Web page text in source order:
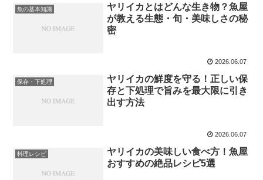
魚の基本知識
ヤリイカとはどんな生き物？魚屋
が教える生態・旬・美味しさの秘
密
2026.06.07
保存・下処理
ヤリイカの鮮度を守る！正しい保
存と下処理で旨みを最大限に引き
出す方法
2026.06.07
料理レシピ
ヤリイカの美味しい食べ方！魚屋
おすすめの絶品レシピ5選